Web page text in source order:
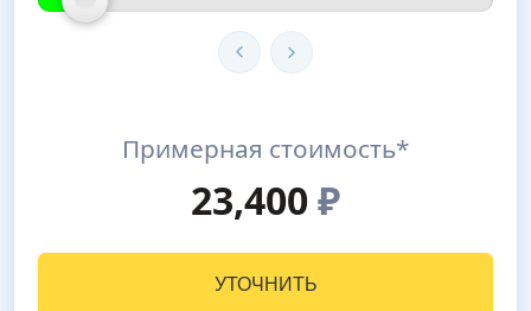
Примерная стоимость*
23,400₽
УТОЧНИТЬ